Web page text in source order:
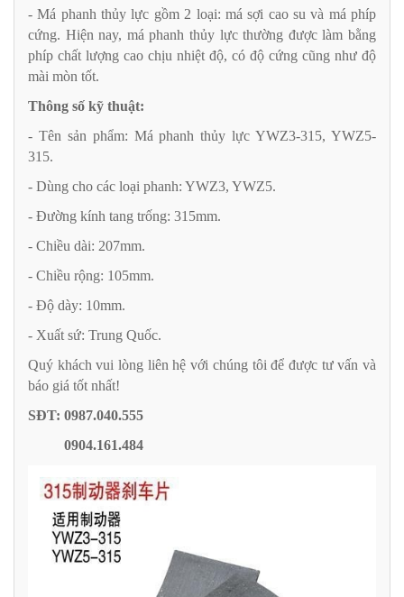
- Má phanh thủy lực gồm 2 loại: má sợi cao su và má phíp
cứng. Hiện nay, má phanh thủy lực thường được làm bằng
phíp chất lượng cao chịu nhiệt độ, có độ cứng cũng như độ
mài mòn tốt.
Thông số kỹ thuật:
- Tên sản phẩm: Má phanh thủy lực YWZ3-315, YWZ5-
315.
- Dùng cho các loại phanh: YWZ3, YWZ5.
- Đường kính tang trống: 315mm.
- Chiều dài: 207mm.
- Chiều rộng: 105mm.
- Độ dày: 10mm.
- Xuất sứ: Trung Quốc.
Quý khách vui lòng liên hệ với chúng tôi để được tư vấn và
báo giá tốt nhất!
SĐT: 0987.040.555
0904.161.484